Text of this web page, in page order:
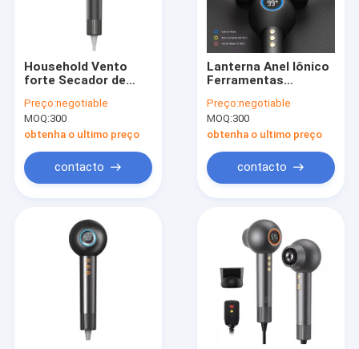
Household Vento
forte Secador de
velocidade Economia
de energia
Preço:negotiable
MOQ:300
obtenha o ultimo preço
contacto
Lanterna Anel Iônico
Ferramentas
cabelo 110000RPM A
poupança de energia
Secador de crianças
Preço:negotiable
MOQ:300
obtenha o ultimo preço
contacto